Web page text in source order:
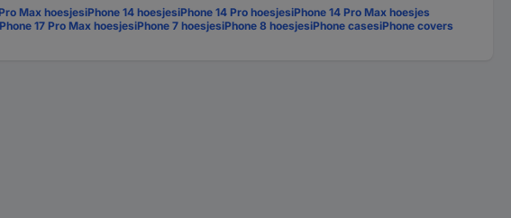
Max hoesjesiPhone 14 hoesjesiPhone 14 Pro hoesjesiPhone 14 Pro Max hoesjes
17 Pro Max hoesjesiPhone 7 hoesjesiPhone 8 hoesjesiPhone casesiPhone covers